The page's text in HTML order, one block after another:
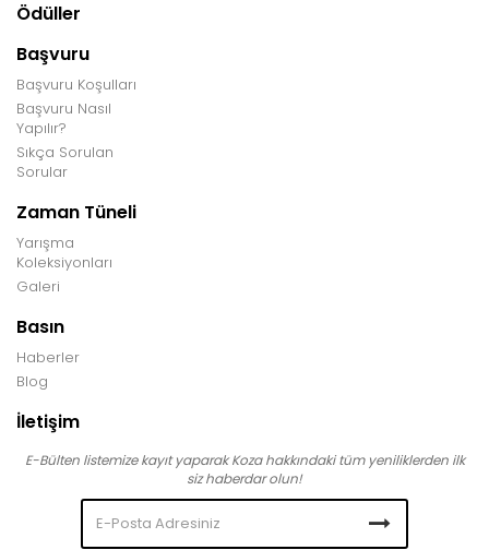
Ödüller
Başvuru
Başvuru Koşulları
Başvuru Nasıl
Yapılır?
Sıkça Sorulan
Sorular
Zaman Tüneli
Yarışma
Koleksiyonları
Galeri
Basın
Haberler
Blog
İletişim
E-Bülten listemize kayıt yaparak Koza hakkındaki tüm yeniliklerden ilk
siz haberdar olun!